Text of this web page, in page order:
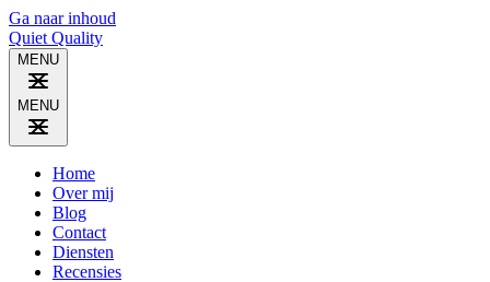
Ga naar inhoud
Quiet Quality
MENU
MENU
Home
Over mij
Blog
Contact
Diensten
Recensies